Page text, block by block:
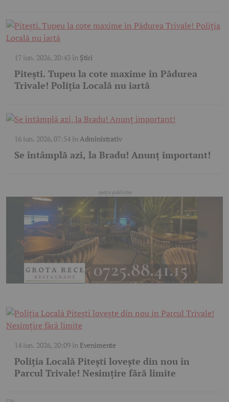
17 iun. 2026, 20:43în Știri
Pitești. Tupeu la cote maxime în Pădurea
Trivale! Poliția Locală nu iartă
16 iun. 2026, 07:54înAdministrativ
Se întâmplă azi, la Bradu! Anunț important!
14 iun. 2026, 20:09în Evenimente
Poliția Locală Pitești lovește din nou în
Parcul Trivale! Nesimțire fără limite